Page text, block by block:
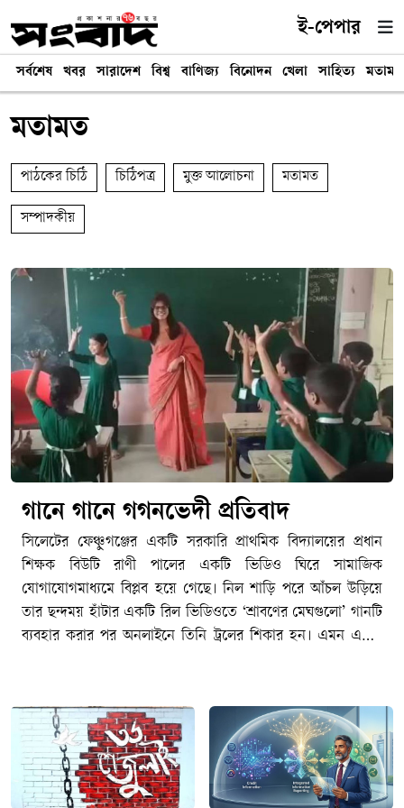
ই-পেপার
সর্বশেষ খবর সারাদেশ বিশ্ব বাণিজ্য বিনোদন খেলা সাহিত্য মতামত
মতামত
পাঠকের চিঠি চিঠিপত্র মুক্ত আলোচনা মতামত
সম্পাদকীয়
গানে গানে গগনভেদী প্রতিবাদ
সিলেটের ফেঞ্চুগঞ্জের একটি সরকারি প্রাথমিক বিদ্যালয়ের প্রধান
শিক্ষক বিউটি রাণী পালের একটি ভিডিও ঘিরে সামাজিক
যোগাযোগমাধ্যমে বিপ্লব হয়ে গেছে। নিল শাড়ি পরে আঁচল উড়িয়ে
তার ছন্দময় হাঁটার একটি রিল ভিডিওতে ‘শ্রাবণের মেঘগুলো’ গানটি
ব্যবহার করার পর অনলাইনে তিনি ট্রলের শিকার হন। এমন একটি
প্রকাশের মাধ্যমে তার পাশে দাঁড়ান। শুধু ট্রল নয়, বিউটি পালের
ভিডিও সরকারি কর্মচারীদের আচরণবিধি বা সামাজিক
যোগাযোগমাধ্যম ব্যবহারের নীতিমালা লঙ্ঘন করেছে কিনা, তা যাচাই
করে প্রশাসনিক ব্যবস্থা নেয়ার প্রস্তুতি নিতে যাচ্ছিল স্থানীয় প্রাথমিক
শিক্ষা বিভাগ, প্রতিমন্ত্রীর বক্তব্যের পর থেমে যায় তদন্ত কমিটি গঠনের